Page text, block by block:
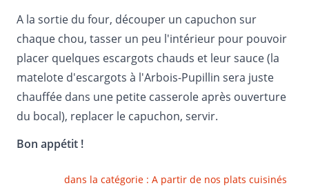
A la sortie du four, découper un capuchon sur
chaque chou, tasser un peu l'intérieur pour pouvoir
placer quelques escargots chauds et leur sauce (la
matelote d'escargots à l'Arbois-Pupillin sera juste
chauffée dans une petite casserole après ouverture
du bocal), replacer le capuchon, servir.
Bon appétit !
dans la catégorie : A partir de nos plats cuisinés